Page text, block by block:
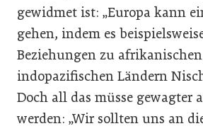
gewidmet ist: „Europa kann
gehen, indem es
Beziehungen zu
indopazifischen Ländern
Doch all das müsse gewagter
werden: „Wir sollten uns an